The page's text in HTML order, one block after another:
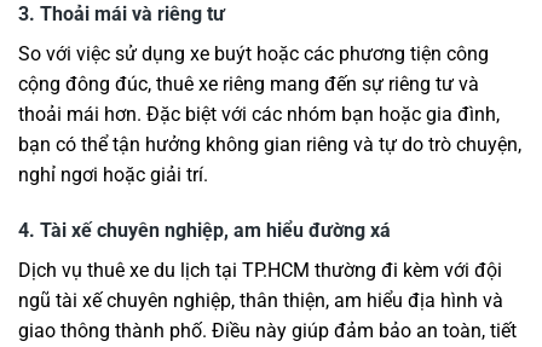
3. Thoải mái và riêng tư
So với việc sử dụng xe buýt hoặc các phương tiện công
cộng đông đúc, thuê xe riêng mang đến sự riêng tư và
thoải mái hơn. Đặc biệt với các nhóm bạn hoặc gia đình,
bạn có thể tận hưởng không gian riêng và tự do trò chuyện,
nghỉ ngơi hoặc giải trí.
4. Tài xế chuyên nghiệp, am hiểu đường xá
Dịch vụ thuê xe du lịch tại TP.HCM thường đi kèm với đội
ngũ tài xế chuyên nghiệp, thân thiện, am hiểu địa hình và
giao thông thành phố. Điều này giúp đảm bảo an toàn, tiết